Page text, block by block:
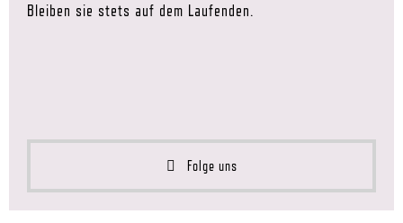
Bleiben sie stets auf dem Laufenden.
Folge uns